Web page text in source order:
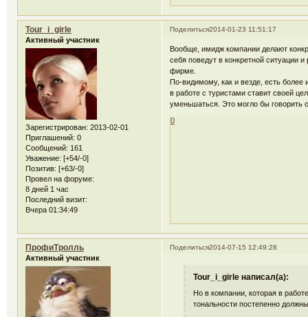
Поделиться2014-01-23 11:51:17
Tour_i_girle
Активный участник
Зарегистрирован: 2013-02-01
Приглашений: 0
Сообщений: 161
Уважение: [+54/-0]
Позитив: [+63/-0]
Провел на форуме:
8 дней 1 час
Последний визит:
Вчера 01:34:49
Вообще, имидж компании делают
себя поведут в конкретной ситуации
фирме.
По-видимому, как и везде, есть более
в работе с туристами ставит своей
уменьшаться. Это могло бы говорить
0
Поделиться2014-07-15 12:49:28
ПрофиТролль
Активный участник
Tour_i_girle написал(а):
Но в компании, которая в
тональности постепенно